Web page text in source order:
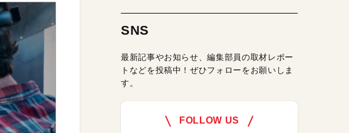
SNS
最新記事やお知らせ、編集部員の取材レポー
トなどを投稿中！ぜひフォローをお願いしま
す。
FOLLOW US